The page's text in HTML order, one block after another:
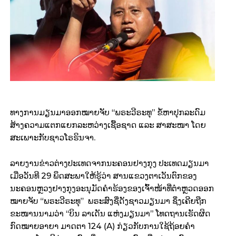
ທາງການມຽນມາອອກໝາຍຈັບ “ພຣະວີຣະທຸ” ຂໍ້ຫາປຸກລະດົມ
ສ້າງຄວາມແຕກແຍກລະຫວ່າງເຊື້ອຊາດ ແລະ ສາສະໜາ ໂດຍ
ສະເພາະກັບຊາວໂຣຮິນຈາ.
ລາຍງານຂ່າວຕ່າງປະເທດຈາກນະຄອນຢາງກຸງ ປະເທດມຽນມາ
ເມື່ອວັນທີ 29 ພຶດສະພາໃຫ້ຮູ້ວ່າ ສານແຂວງຕາເວັນຕົກຂອງ
ນະຄອນຫຼວງຢາງກຸງອະນຸມັດຄຳຮ້ອງຂອງເຈົ້າໜ້າທີ່ຕຳຫຼວດອອກ
ໝາຍຈັບ “ພຣະວີຣະທຸ” ພຣະສົງຊື່ດັງຊາວມຽນມາ ຊຶ່ງເຄີຍຖືກ
ຂະໜານນາມວ່າ “ບິນ ລາເດັນ ແຫ່ງມຽນມາ” ໂທດຖານເຮັດຜິດ
ກົດໝາຍອາຍາ ມາດຕາ 124 (A) ກ່ຽວກັບການໃຊ້ຖ້ອຍຄຳ